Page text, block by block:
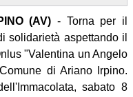
(AV) - Torna per il
solidarietà aspettando il
"Valentina un Angelo
di Ariano Irpino.
sabato 8